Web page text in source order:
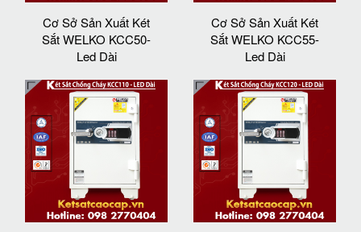
Cơ Sở Sản Xuất Két
Sắt WELKO KCC50-
Led Dài
Cơ Sở Sản Xuất Két
Sắt WELKO KCC55-
Led Dài